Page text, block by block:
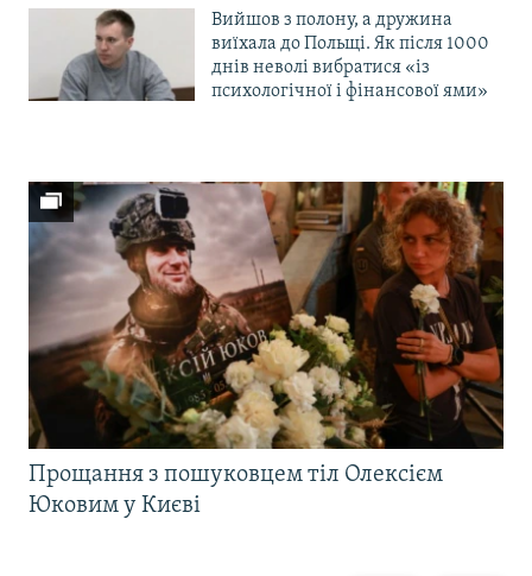
Вийшов з полону, а дружина
виїхала до Польщі. Як після 1000
днів неволі вибратися «із
психологічної і фінансової ями»
Прощання з пошуковцем тіл Олексієм
Юковим у Києві